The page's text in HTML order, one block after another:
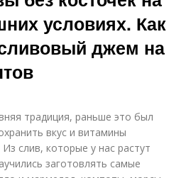
условиях. Как
джем на
традиция, раньше это был
вкус и витамины
слив, которые у нас растут
заготовлять самые